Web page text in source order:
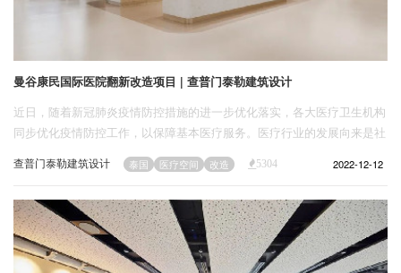
曼谷康民国际医院翻新改造项目 | 查普门泰勒建筑设计
近日，随着新冠肺炎疫情防控措施的进一步优化落实，各大医疗卫生机构
同步优化疫情防控工作，以保障基本医疗服务。医疗行业的发展向来是社
会保障的重中之重，查普门泰勒设计的位于全球的多家医院和诊所均致力
于为患者提供最高品质的护理，最专业的医疗咨询以及最先进的医疗技术
查普门泰勒建筑设计 泰国 医疗空间 改造 5304 2022-12-12